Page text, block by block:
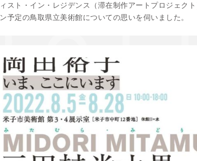
ィスト・イン・レジデンス（滞在制作アートプロジェク
ン予定の鳥取県立美術館についての思いを伺いました。